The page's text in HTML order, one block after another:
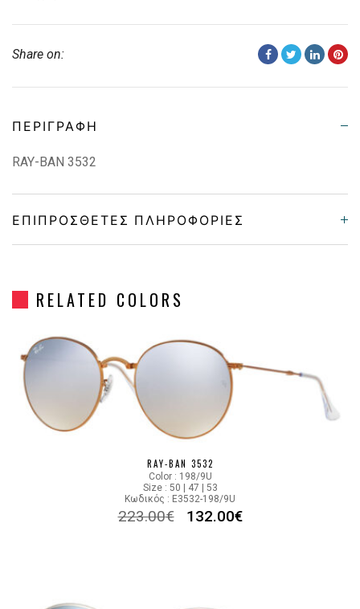
Share on:
ΠΕΡΙΓΡΑΦΉ
RAY-BAN 3532
ΕΠΙΠΡΌΣΘΕΤΕΣ ΠΛΗΡΟΦΟΡΊΕΣ
Gender Unisex
Material Μεταλλικό
MIRROR GOLD-PINK,GRADIENT
198/7Y
RELATED COLORS
RAY-BAN 3532
Color : 198/9U
Size : 50 | 47 | 53
Κωδικός : E3532-198/9U
223.00€ 132.00€